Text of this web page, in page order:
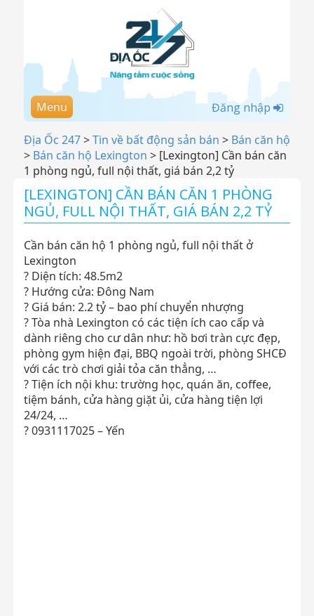
Menu Đăng nhập
Địa Ốc 247>Tin về bất động sản bán > Bán căn hộ
> Bán căn hộ Lexington > [Lexington] Cần bán căn
1 phòng ngủ, full nội thất, giá bán 2,2 tỷ
[LEXINGTON] CẦN BÁN CĂN 1 PHÒNG
NGỦ, FULL NỘI THẤT, GIÁ BÁN 2,2 TỶ
Cần bán căn hộ 1 phòng ngủ, full nội thất ở
Lexington
? Diện tích: 48.5m2
? Hướng cửa: Đông Nam
? Giá bán: 2.2 tỷ – bao phí chuyển nhượng
? Tòa nhà Lexington có các tiện ích cao cấp và
dành riêng cho cư dân như: hồ bơi tràn cực đẹp,
phòng gym hiện đại, BBQ ngoài trời, phòng SHCĐ
với các trò chơi giải tỏa căn thẳng, …
? Tiện ích nội khu: trường học, quán ăn, coffee,
tiệm bánh, cửa hàng giặt ủi, cửa hàng tiện lợi
24/24, …
? 0931117025 – Yến